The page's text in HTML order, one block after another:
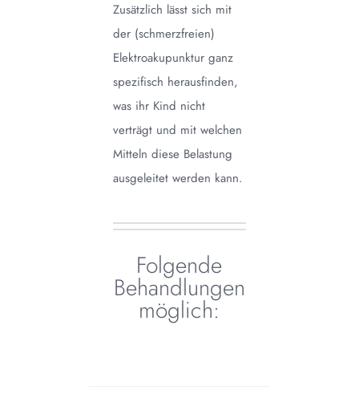
Zusätzlich lässt sich mit
der (schmerzfreien)
Elektroakupunktur ganz
spezifisch herausfinden,
was ihr Kind nicht
verträgt und mit welchen
Mitteln diese Belastung
ausgeleitet werden kann.
Folgende
Behandlungen
möglich: